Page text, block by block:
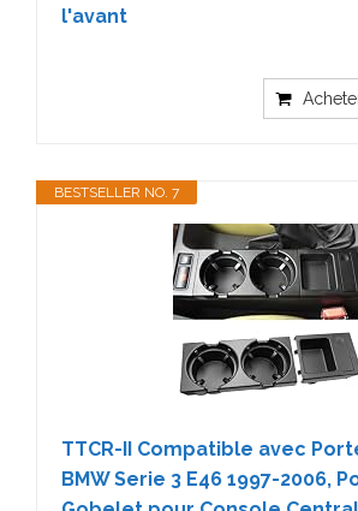
l'avant
BESTSELLER NO. 7
TTCR-II Compatible avec
BMW Serie 3 E46 1997-2006,